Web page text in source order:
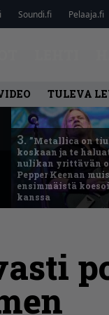
Soundi.fi Pelaaja.fi
TULEVA
3. ”Metallica on
koskaan ja te
nulikan yrittävän
Pepper Keenan
ensimmäistä
kanssa